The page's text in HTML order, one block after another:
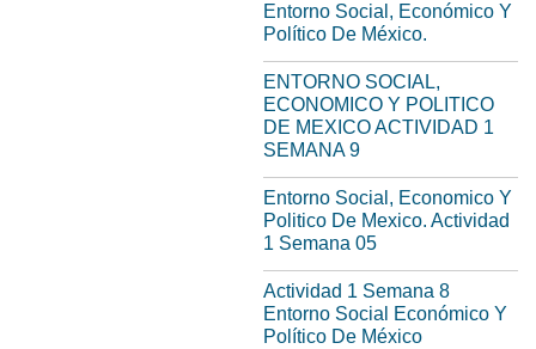
Entorno Social, Económico Y
Político De México.
ENTORNO SOCIAL,
ECONOMICO Y POLITICO
DE MEXICO ACTIVIDAD 1
SEMANA 9
Entorno Social, Economico Y
Politico De Mexico. Actividad
1 Semana 05
Actividad 1 Semana 8
Entorno Social Económico Y
Político De México